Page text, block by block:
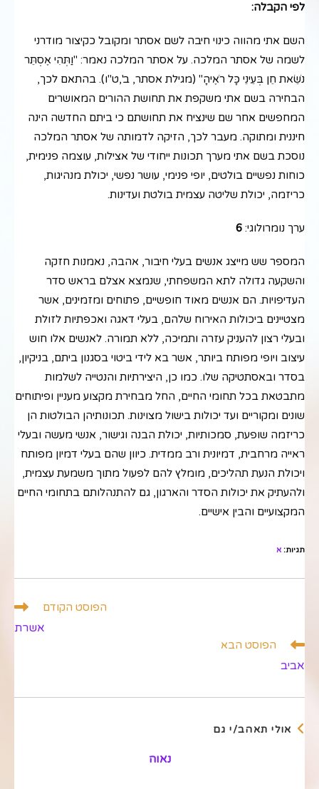
לפי הקבלה:
השם אתי מהווה כינוי חיבה לשם אסתר ומקובל כקיצור מודרני
לשמה של אסתר המלכה. על אסתר המלכה נאמר: "וַתְּהִי אֶסְתֵּר
נֹשֵׂאת חֵן בְּעֵינֵי כָּל רֹאֶיהָ" (מגילת אסתר, ב',ט"ו). בהתאם לכך,
הבחירה בשם אתי משקפת את תחושת ההורים המאושרים
המחפשים אחר שם שינציח את תחושתם כי ביתם החדשה הינה
חיננית ומתוקה. מעבר לכך, הזיקה לדמותה של אסתר המלכה
נוסכת בשם אתי מערך תכונות ייחודי של אצילות, עוצמה פנימית,
כוחות נפשיים בולטים, יופי פנימי, עושר נפשי, יכולת מנהיגות,
כריזמה, יכולת שליטה עצמית בולטת ועדינות.
ערך נומרולוגי: 6
המספר שש מייצג אנשים בעלי חיבור, אהבה, נאמנות חזקה
והשקעה גדולה לתא המשפחתי, שנמצא אצלם בראש סדר
העדיפויות. הם אנשים מאוד חופשיים, פתוחים ומזמינים, אשר
מצטיינים ביכולות האירוח שלהם, בעלי דאגה ואכפתיות לזולת
ובעלי רצון להעניק עזרה ותמיכה, ללא תמורה. לאנשים אלו חוש
עיצוב ויופי מפותח ביותר, אשר בא לידי ביטוי בסגנון ביתם, בניקיון,
בסדר ובאסתטיקה שלו. כמו כן, היצירתיות והנטייה לשלמות
מתבטאת בכל תחומי החיים, החל מבחירת מקצוע מעניין ופיתוחים
שונים ומקוריים ועד יכולות בישול מצוינות. תכונותיהן הבולטות הן
כריזמה שופעת, סמכותיות, יכולת הבנה וגישור, אנשי מעשה ובעלי
ראייה מרחבית, דמיונית ורב ממדית. כיוון שהם בעלי דמיון מפותח
ויכולת הנעת תהליכים, מומלץ להם לפעול מתוך משמעת עצמית,
ולהעתיק את יכולות הסדר והארגון, גם להתנהלותם בתחומי החיים
המקצועיים והבין אישיים.
תגיות: א
הפוסט הקודם
אשרת
הפוסט הבא
אביב
אולי תאהב/י גם
נאוה